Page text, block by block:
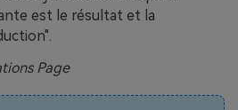
est le résultat et la
Page